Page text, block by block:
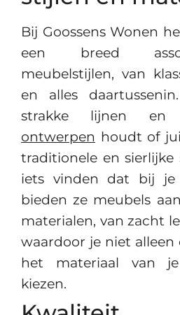
Bij Goossens Wonen
een breed
meubelstijlen, van
en alles
strakke lijnen en
ontwerpen houdt of
traditionele en sierlijke
iets vinden dat bij je
bieden ze meubels
materialen, van zacht
waardoor je niet alleen
het materiaal van
kiezen.